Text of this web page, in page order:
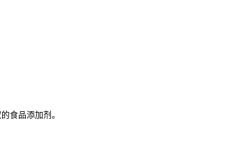
食品添加剂。